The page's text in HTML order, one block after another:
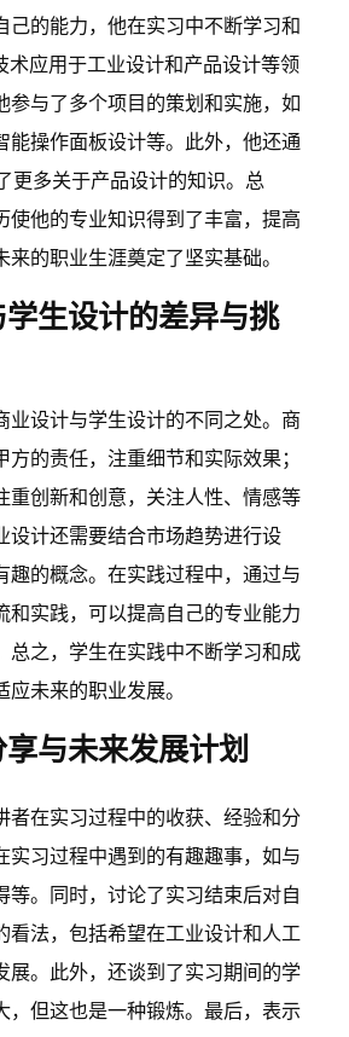
己的能力，他在实习中不断学习和
术应用于工业设计和产品设计等领
参与了多个项目的策划和实施，如
能操作面板设计等。此外，他还通
更多关于产品设计的知识。总
使他的专业知识得到了丰富，提高
的职业生涯奠定了坚实基础。
生设计的差异与挑
业设计与学生设计的不同之处。商
方的责任，注重细节和实际效果；
重创新和创意，关注人性、情感等
设计还需要结合市场趋势进行设
趣的概念。在实践过程中，通过与
和实践，可以提高自己的专业能力
总之，学生在实践中不断学习和成
未来的职业发展。
与未来发展计划
者在实习过程中的收获、经验和分
实习过程中遇到的有趣趣事，如与
等。同时，讨论了实习结束后对自
看法，包括希望在工业设计和人工
展。此外，还谈到了实习期间的学
，但这也是一种锻炼。最后，表示